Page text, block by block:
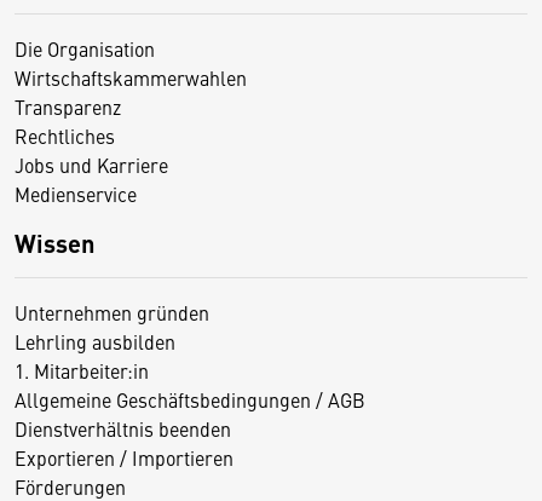
Die Organisation
Wirtschaftskammerwahlen
Transparenz
Rechtliches
Jobs und Karriere
Medienservice
Wissen
Unternehmen gründen
Lehrling ausbilden
1. Mitarbeiter:in
Allgemeine Geschäftsbedingungen / AGB
Dienstverhältnis beenden
Exportieren / Importieren
Förderungen